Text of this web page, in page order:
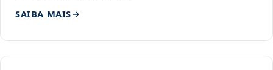
SAIBA MAIS